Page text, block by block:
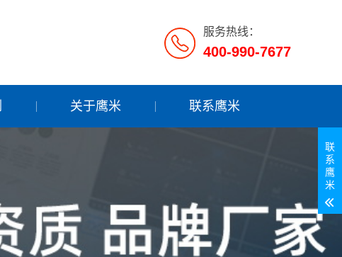
服务热线：
400-990-7677
关于鹰米 联系鹰米
联
系
鹰
米